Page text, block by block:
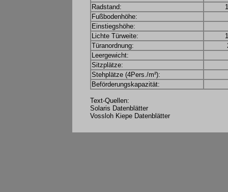
Radstand:
Fußbodenhöhe:
Einstiegshöhe:
Lichte Türweite:
Türanordnung:
Leergewicht:
Sitzplätze:
Stehplätze (4Pers./m²):
Beförderungskapazität:
Text-Quellen:
Solaris Datenblätter
Vossloh Kiepe Datenblätter